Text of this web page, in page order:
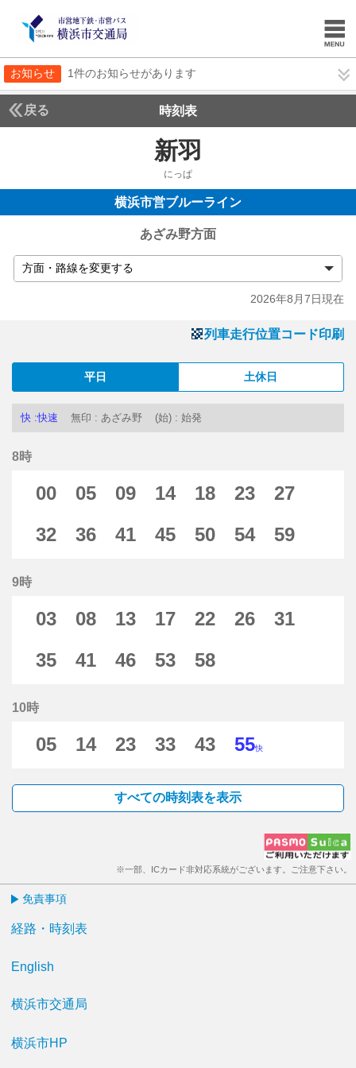
お知らせ 1件のお知らせがあります
戻る 時刻表
新羽
にっぱ
横浜市営ブルーライン
あざみ野方面
2026年8月7日現在
列車走行位置コード印刷
平日 土休日
快 :快速 無印 : あざみ野 (始) : 始発
8時
00 05 09 14 18 23
27
32
36 41 45 50 54 59
9時
03 08 13 17 22 26
31
35
41 46 53 58
10時
05 14 23 33 43 55快
すべての時刻表を表示
※一部、ICカード非対応系統がございます。ご注意下さい。
免責事項
経路・時刻表
English
横浜市交通局
横浜市HP